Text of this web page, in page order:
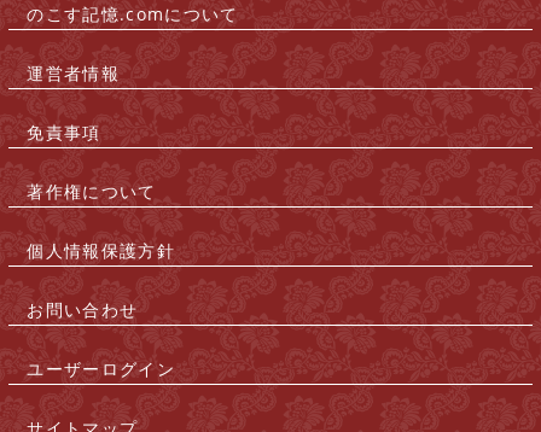
のこす記憶.comについて
運営者情報
免責事項
著作権について
個人情報保護方針
お問い合わせ
ユーザーログイン
サイトマップ